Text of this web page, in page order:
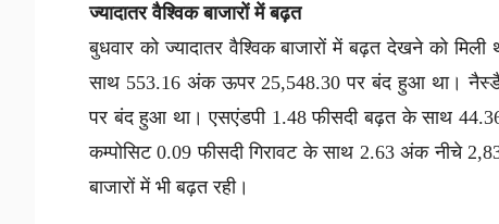
ज्यादातर वैश्विक बाजारों में बढ़त
बुधवार को ज्यादातर वैश्विक बाजारों में बढ़त देखने को
साथ 553.16 अंक ऊपर 25,548.30 पर बंद हुआ था।
पर बंद हुआ था। एसएंडपी 1.48 फीसदी बढ़त के साथ
कम्पोसिट 0.09 फीसदी गिरावट के साथ 2.63 अंक नीचे
बाजारों में भी बढ़त रही।